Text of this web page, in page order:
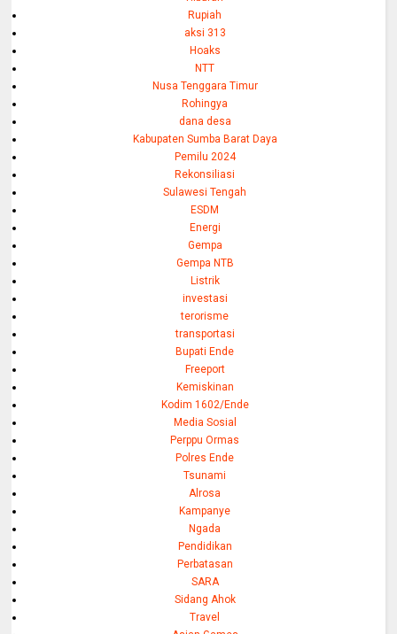
Rupiah
aksi 313
Hoaks
NTT
Nusa Tenggara Timur
Rohingya
dana desa
Kabupaten Sumba Barat Daya
Pemilu 2024
Rekonsiliasi
Sulawesi Tengah
ESDM
Energi
Gempa
Gempa NTB
Listrik
investasi
terorisme
transportasi
Bupati Ende
Freeport
Kemiskinan
Kodim 1602/Ende
Media Sosial
Perppu Ormas
Polres Ende
Tsunami
Alrosa
Kampanye
Ngada
Pendidikan
Perbatasan
SARA
Sidang Ahok
Travel